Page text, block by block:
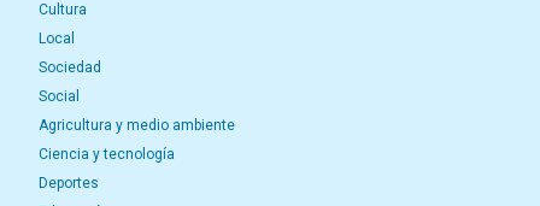
Cultura
Local
Sociedad
Social
Agricultura y medio ambiente
Ciencia y tecnología
Deportes